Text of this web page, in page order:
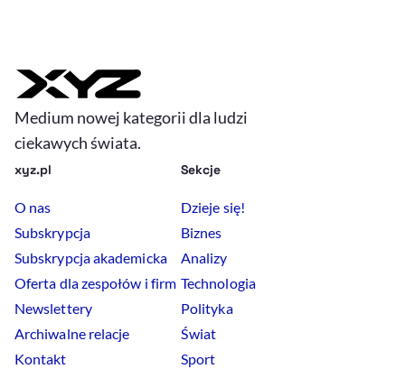
Medium nowej kategorii dla ludzi
ciekawych świata.
xyz.pl
O nas
Subskrypcja
Subskrypcja akademicka
Oferta dla zespołów i firm
Newslettery
Archiwalne relacje
Kontakt
Sekcje
Dzieje się!
Biznes
Analizy
Technologia
Polityka
Świat
Sport